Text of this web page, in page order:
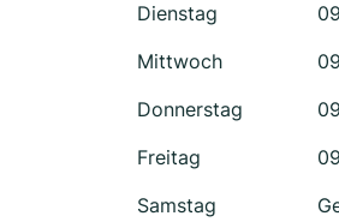
Dienstag
Mittwoch
Donnerstag
Freitag
Samstag